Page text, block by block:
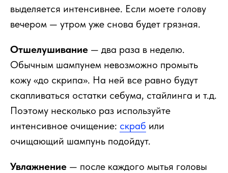
выделяется интенсивнее. Если моете голову
вечером — утром уже снова будет грязная.
Отшелушивание — два раза в неделю.
Обычным шампунем невозможно промыть
кожу «до скрипа». На ней все равно будут
скапливаться остатки себума, стайлинга и т.д.
Поэтому несколько раз используйте
интенсивное очищение: скраб или
очищающий шампунь подойдут.
Увлажнение — после каждого мытья головы